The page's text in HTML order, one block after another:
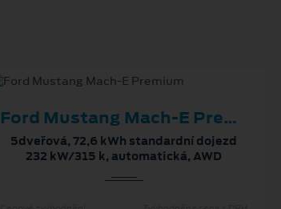
Ford Mustang Mach‑E Premium
5dveřová, 72,6 kWh standardní dojezd
232 kW/315 k, automatická, AWD